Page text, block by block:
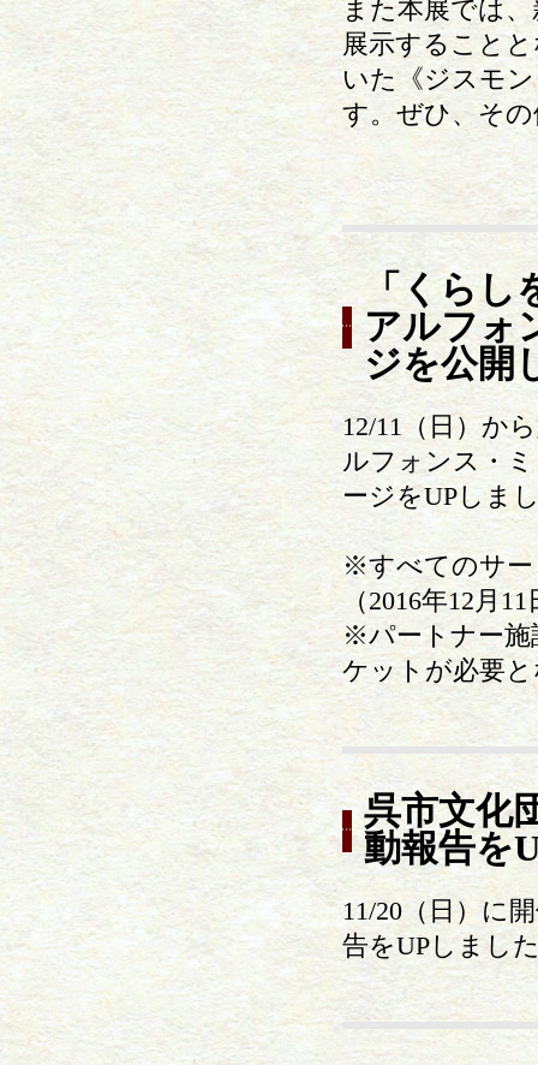
また本展では
展示すること
いた《ジスモ
す。ぜひ、そ
「くら
アルフォ
ジを公開
12/11（日）か
ルフォンス・
ージをUPしま
※すべてのサー
（2016年12月
※パートナー施
ケットが必要
呉市文化
動報告を
11/20（日）に
告をUPしまし